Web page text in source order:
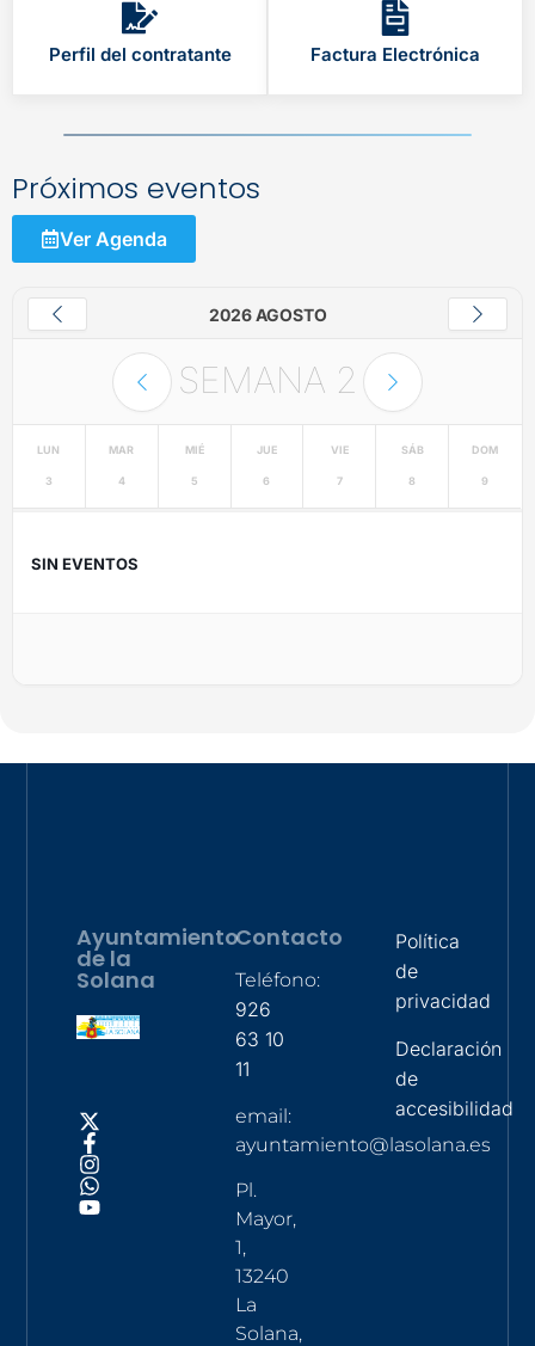
Perfil del contratante Factura Electrónica
Próximos eventos
Ver Agenda
2026 AGOSTO
SEMANA 2
LUN
3
MAR
4
MIÉ
5
JUE
6
VIE
7
SÁB
8
DOM
9
SIN EVENTOS
Ayuntamiento
de la
Solana
Contacto
Teléfono:
926
63 10
11
email:
ayuntamiento@lasolana.es
Pl.
Mayor,
1,
13240
La
Solana,
Política
de
privacidad
Declaración
de
accesibilidad